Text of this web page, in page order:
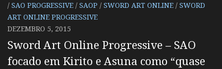
/ SAO PROGRESSIVE / SAOP / SWORD ART ONLINE / SWORD
ART ONLINE PROGRESSIVE
DEZEMBRO 5, 2015
Sword Art Online Progressive – SAO
focado em Kirito e Asuna como “quase